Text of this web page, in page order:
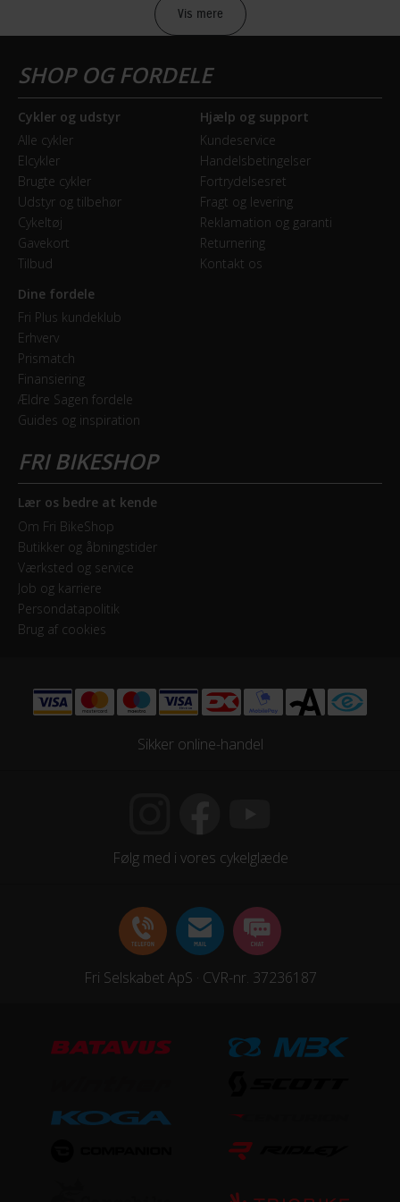
Sikkerheds- og producentinfo
Model år
2018
BREMSER
Bagbremse
Fodbremse
Forbremse
Mekanisk fælgbremse
GEAR
Bagskifter
Shimano Nexus
Geartype
Indvendige gear
Kranksæt
Shimano 44T
Samlet antal gear
7
drejegreb
Affjedring, Mekanisk affjedret
Stelmateriale
Vis mere
Cykler og udstyr
Alle cykler
Elcykler
Brugte cykler
Udstyr og tilbehør
Cykeltøj
Gavekort
Tilbud
Hjælp og support
Kundeservice
Handelsbetingelser
Fortrydelsesret
Fragt og levering
Reklamation og garanti
Returnering
Kontakt os
Dine fordele
Fri Plus kundeklub
Erhverv
Prismatch
Finansiering
Ældre Sagen fordele
Guides og inspiration
Lær os bedre at kende
Om Fri BikeShop
Butikker og åbningstider
Værksted og service
Job og karriere
Persondatapolitik
Brug af cookies
Sikker online-handel
Følg med i vores cykelglæde
Fri Selskabet ApS · CVR-nr. 37236187